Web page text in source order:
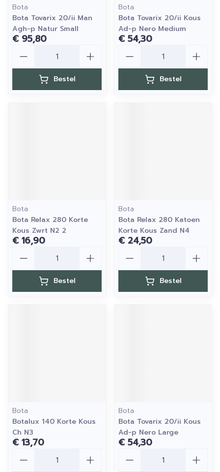
Bota
Bota Tovarix 20/ii Man
Agh-p Natur Small
€ 95,80
Bestel
Bota
Bota Tovarix 20/ii Kous
Ad-p Nero Medium
€ 54,30
Bestel
Bota
Bota Relax 280 Korte
Kous Zwrt N2 2
€ 16,90
Bestel
Bota
Bota Relax 280 Katoen
Korte Kous Zand N4
€ 24,50
Bestel
Bota
Botalux 140 Korte Kous
Ch N3
€ 13,70
Bota
Bota Tovarix 20/ii Kous
Ad-p Nero Large
€ 54,30